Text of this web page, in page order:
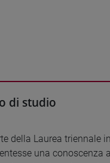
di studio
della Laurea triennale
una conoscenza